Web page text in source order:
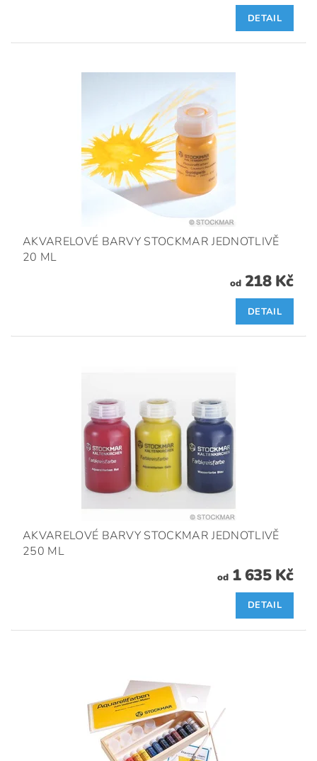
DETAIL
AKVARELOVÉ BARVY STOCKMAR JEDNOTLIVĚ
20 ML
od218 Kč
DETAIL
AKVARELOVÉ BARVY STOCKMAR JEDNOTLIVĚ
250 ML
od1 635 Kč
DETAIL